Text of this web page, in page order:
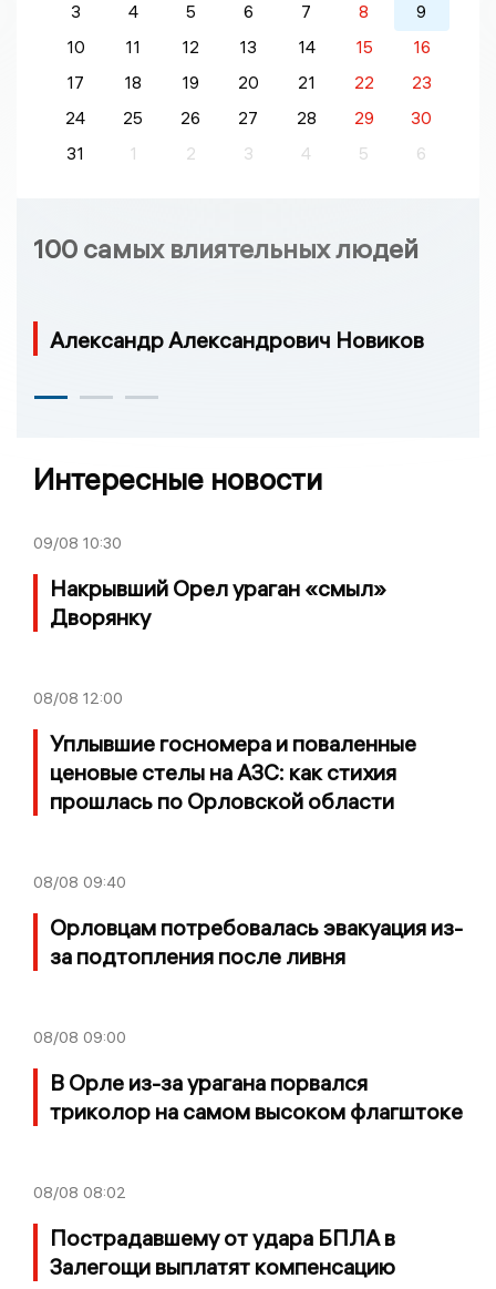
3
4 5 6 7 8
9
10
11 12 13 14 15
16
17
18 19 20 21 22
23
24
25 26 27 28 29
30
31
1 2 3 4 5 6
100 самых влиятельных людей
Александр Александрович Новиков
Интересные новости
09/08 10:30
Накрывший Орел ураган «смыл»
Дворянку
08/08 12:00
Уплывшие госномера и поваленные
ценовые стелы на АЗС: как стихия
прошлась по Орловской области
08/08 09:40
Орловцам потребовалась эвакуация из-
за подтопления после ливня
08/08 09:00
В Орле из-за урагана порвался
триколор на самом высоком флагштоке
08/08 08:02
Пострадавшему от удара БПЛА в
Залегощи выплатят компенсацию